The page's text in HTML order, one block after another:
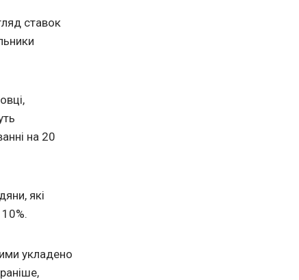
ставок
на 20
які
укладено